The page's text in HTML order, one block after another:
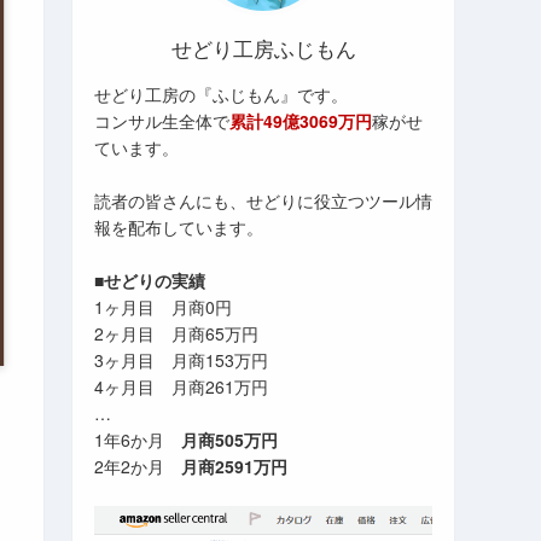
せどり工房ふじもん
せどり工房の『ふじもん』です。
コンサル生全体で累計49億3069万円稼がせ
ています。
読者の皆さんにも、せどりに役立つツール情
報を配布しています。
■せどりの実績
1ヶ月目 月商0円
2ヶ月目 月商65万円
3ヶ月目 月商153万円
4ヶ月目 月商261万円
…
1年6か月 月商505万円
2年2か月 月商2591万円